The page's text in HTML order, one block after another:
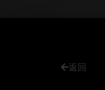
返回